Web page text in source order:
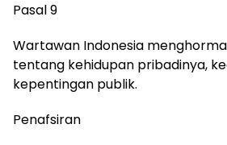
Pasal 9
Wartawan Indonesia
tentang kehidupan pribadinya,
kepentingan publik.
Penafsiran